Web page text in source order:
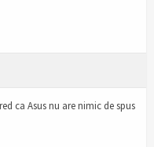
ca Asus nu are nimic de spus